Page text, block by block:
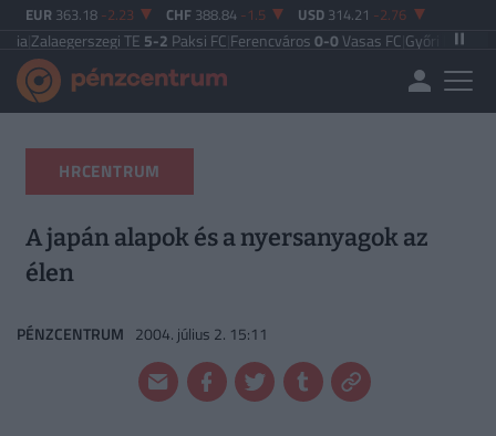
EUR 363.18 -2.23 CHF 388.84 -1.5 USD 314.21 -2.76
TE5-2Paksi FC|Ferencváros0-0Vasas FC|Győri ETO FC4-0
HRCENTRUM
A japán alapok és a nyersanyagok az
élen
PÉNZCENTRUM 2004. július 2. 15:11